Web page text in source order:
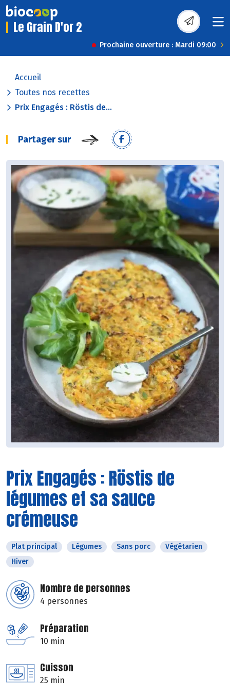
Le Grain D'or 2
Prochaine ouverture : Mardi 09:00
Accueil
Toutes nos recettes
Prix Engagés : Röstis de...
Partager sur
Prix Engagés : Röstis de
légumes et sa sauce
crémeuse
Plat principal Légumes Sans porc
Végétarien
Hiver
Nombre de personnes
4 personnes
Préparation
10 min
Cuisson
25 min